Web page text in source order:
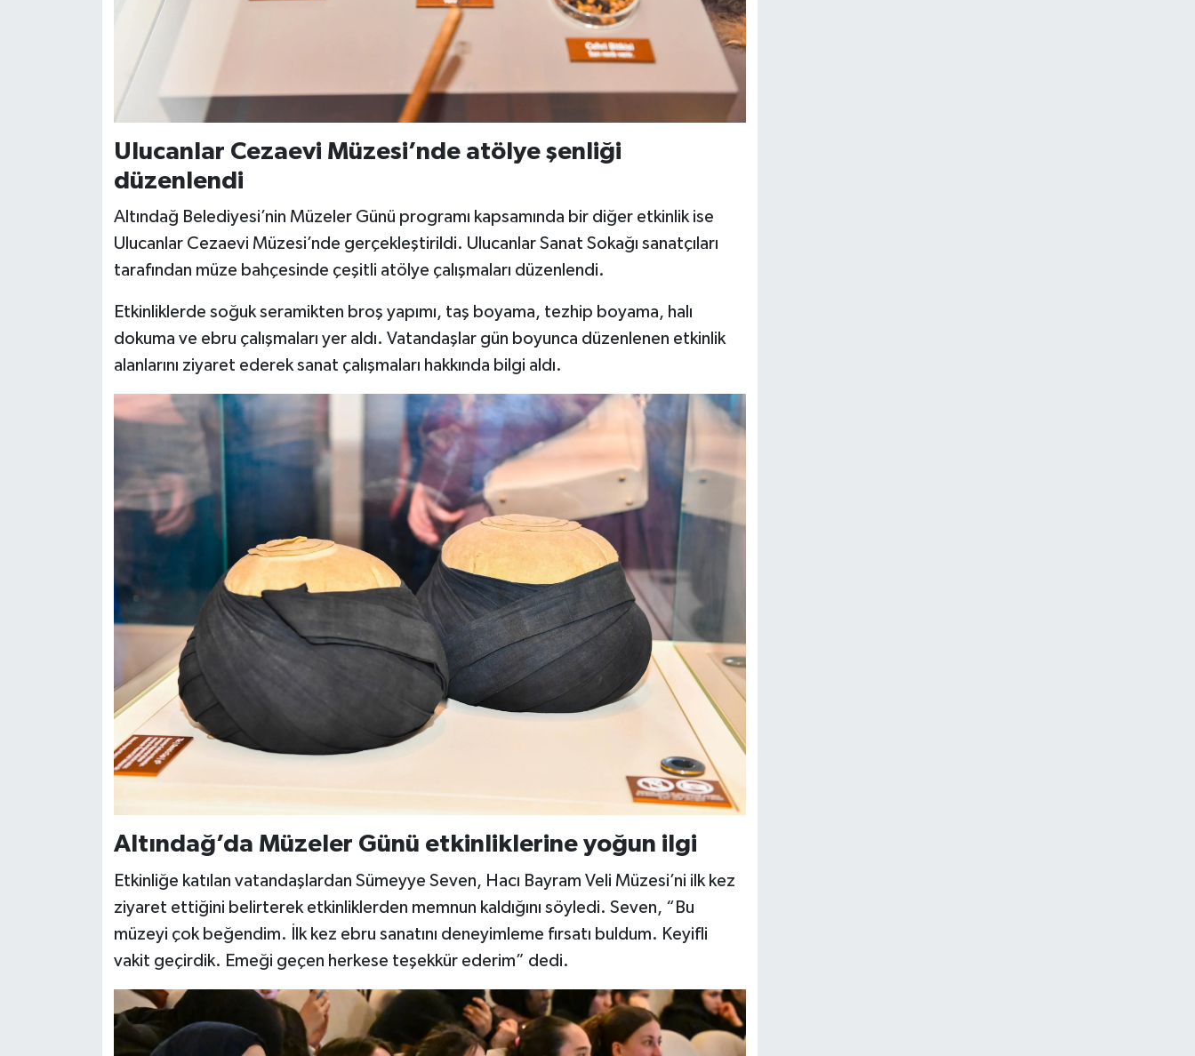
Ulucanlar Cezaevi Müzesi’nde atölye şenliği
düzenlendi
Altındağ Belediyesi’nin Müzeler Günü programı kapsamında bir diğer etkinlik ise
Ulucanlar Cezaevi Müzesi’nde gerçekleştirildi. Ulucanlar Sanat Sokağı sanatçıları
tarafından müze bahçesinde çeşitli atölye çalışmaları düzenlendi.
Etkinliklerde soğuk seramikten broş yapımı, taş boyama, tezhip boyama, halı
dokuma ve ebru çalışmaları yer aldı. Vatandaşlar gün boyunca düzenlenen etkinlik
alanlarını ziyaret ederek sanat çalışmaları hakkında bilgi aldı.
Altındağ’da Müzeler Günü etkinliklerine yoğun ilgi
Etkinliğe katılan vatandaşlardan Sümeyye Seven, Hacı Bayram Veli Müzesi’ni ilk kez
ziyaret ettiğini belirterek etkinliklerden memnun kaldığını söyledi. Seven, “Bu
müzeyi çok beğendim. İlk kez ebru sanatını deneyimleme fırsatı buldum. Keyifli
vakit geçirdik. Emeği geçen herkese teşekkür ederim” dedi.